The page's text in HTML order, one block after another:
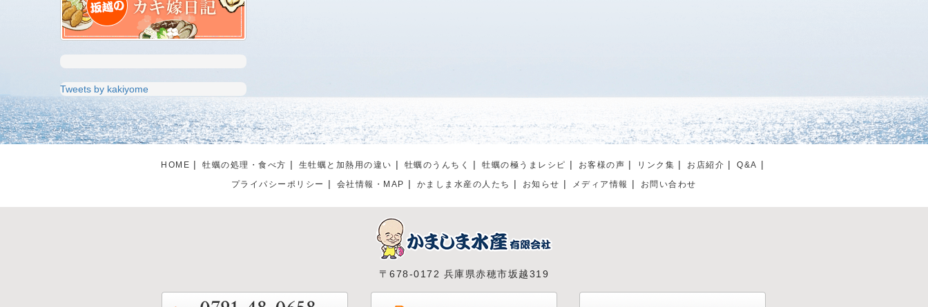
Tweets by kakiyome
HOME 牡蠣の処理・食べ方 生牡蠣と加熱用の違い 牡蠣のうんちく 牡蠣の極うまレシピ お客様の声 リンク集 お店紹介
Q&A
プライパシーポリシー
会社情報・MAP かましま水産の人たち お知らせ メディア情報 お問い合わせ
〒678-0172 兵庫県赤穂市坂越319